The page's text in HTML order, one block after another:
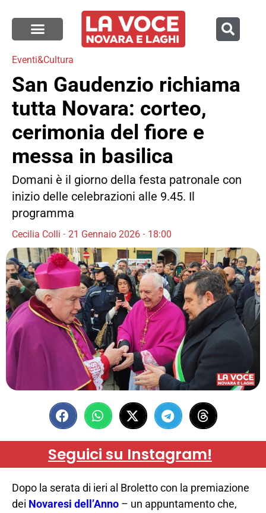
Eventi&Cultura
San Gaudenzio richiama
tutta Novara: corteo,
cerimonia del fiore e
messa in basilica
Domani è il giorno della festa patronale con
inizio delle celebrazioni alle 9.45. Il
programma
Cecilia Colli 21 Gennaio 2026 18:00
Seguici su Instagram!
Dopo la serata di ieri al Broletto con la premiazione
dei Novaresi dell’Anno – un appuntamento che,